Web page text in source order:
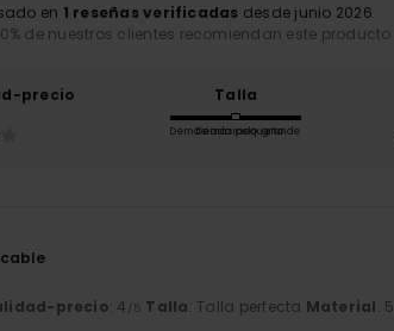
en 1 reseñas verificadas desde junio 2026
0% de nuestros clientes recomiendan este producto
precio
Talla
Demasiado pequeño
Demasiado grande
precio: 4 /5 Talla: Talla perfecta Material: 5